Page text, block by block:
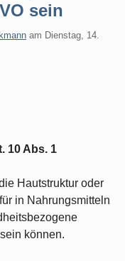
sein
am Dienstag, 14.
10 Abs. 1
Hautstruktur oder
in Nahrungsmitteln
können.